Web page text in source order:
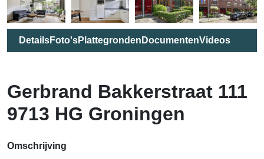
DetailsFoto'sPlattegronden DocumentenVideos
Gerbrand Bakkerstraat 111
9713 HG Groningen
Omschrijving